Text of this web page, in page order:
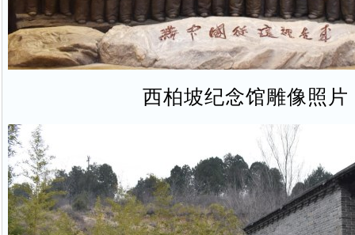
西柏坡纪念馆雕像照片